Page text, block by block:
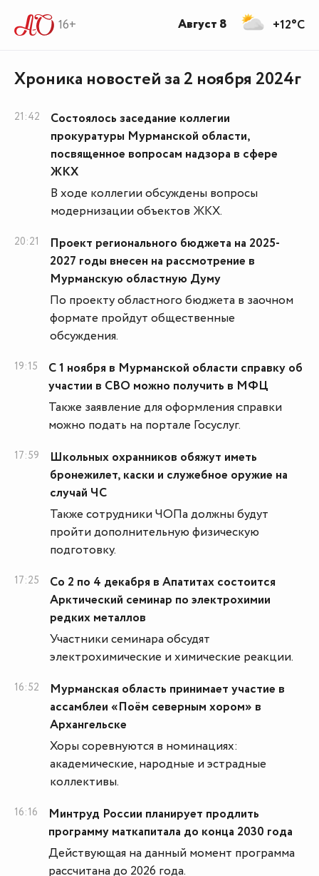
16+
Хроника новостей за 2 ноября 2024г
21:42
Состоялось заседание коллегии
прокуратуры Мурманской области,
посвященное вопросам надзора в сфере
ЖКХ
В ходе коллегии обсуждены вопросы
модернизации объектов ЖКХ.
20:21
Проект регионального бюджета на 2025-
2027 годы внесен на рассмотрение в
Мурманскую областную Думу
По проекту областного бюджета в заочном
формате пройдут общественные
обсуждения.
19:15
С 1 ноября в Мурманской области справку об
участии в СВО можно получить в МФЦ
Также заявление для оформления справки
можно подать на портале Госуслуг.
17:59
Школьных охранников обяжут иметь
бронежилет, каски и служебное оружие на
случай ЧС
Также сотрудники ЧОПа должны будут
пройти дополнительную физическую
подготовку.
17:25
Со 2 по 4 декабря в Апатитах состоится
Арктический семинар по электрохимии
редких металлов
Участники семинара обсудят
электрохимические и химические реакции.
16:52
Мурманская область принимает участие в
ассамблеи «Поём северным хором» в
Архангельске
Хоры соревнуются в номинациях:
академические, народные и эстрадные
коллективы.
16:16
Минтруд России планирует продлить
программу маткапитала до конца 2030 года
Действующая на данный момент программа
рассчитана до 2026 года.
+12°C
Август 8